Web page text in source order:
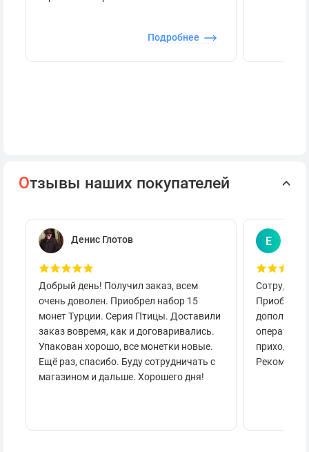
Подробнее
Отзывы наших покупателей
Денис Глотов
Добрый день! Получил заказ, всем
очень доволен. Приобрел набор 15
монет Турции. Серия Птицы. Доставили
заказ вовремя, как и договаривались.
Упакован хорошо, все монетки новые.
Ещё раз, спасибо. Буду сотрудничать с
магазином и дальше. Хорошего дня!
Е
приходило